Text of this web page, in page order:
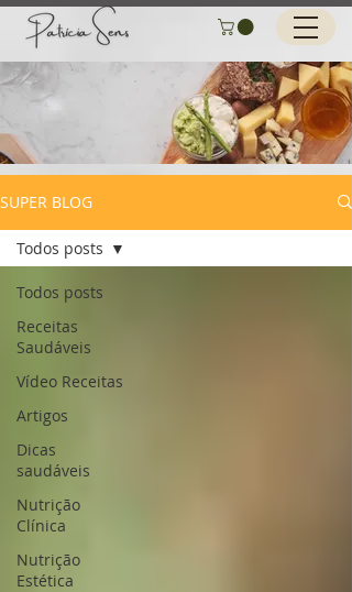
SUPER BLOG
Todos posts
Receitas
Saudáveis
Vídeo Receitas
Artigos
Dicas
saudáveis
Nutrição
Clínica
Nutrição
Estética
Todos posts